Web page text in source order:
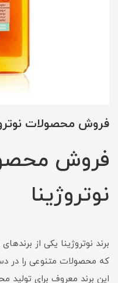
فروش محصولات
فروش
نوتروژینا
برند نوتروژینا یکی از
که محصولات متنوعی را در
این برند معروف برای